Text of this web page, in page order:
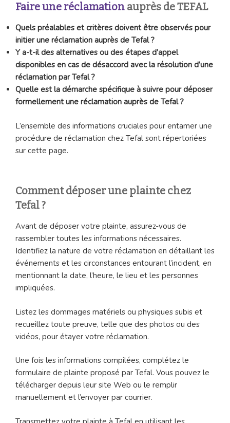
Faire une réclamation auprès de TEFAL
Quels préalables et critères doivent être observés pour
initier une réclamation auprès de Tefal ?
Y a-t-il des alternatives ou des étapes d’appel
disponibles en cas de désaccord avec la résolution d’une
réclamation par Tefal ?
Quelle est la démarche spécifique à suivre pour déposer
formellement une réclamation auprès de Tefal ?
L’ensemble des informations cruciales pour entamer une
procédure de réclamation chez Tefal sont répertoriées
sur cette page.
Comment déposer une plainte chez
Tefal ?
Avant de déposer votre plainte, assurez-vous de
rassembler toutes les informations nécessaires.
Identifiez la nature de votre réclamation en détaillant les
événements et les circonstances entourant l’incident, en
mentionnant la date, l’heure, le lieu et les personnes
impliquées.
Listez les dommages matériels ou physiques subis et
recueillez toute preuve, telle que des photos ou des
vidéos, pour étayer votre réclamation.
Une fois les informations compilées, complétez le
formulaire de plainte proposé par Tefal. Vous pouvez le
télécharger depuis leur site Web ou le remplir
manuellement et l’envoyer par courrier.